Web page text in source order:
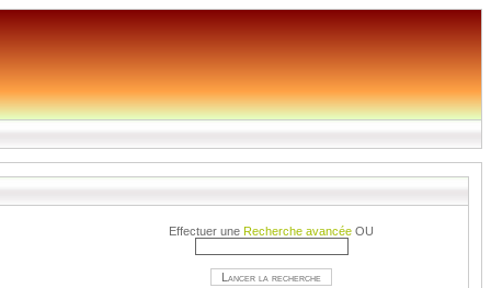
Effectuer une Recherche avancée OU